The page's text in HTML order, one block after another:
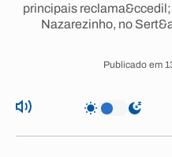
principais
Nazarezinho, no
Publicado em